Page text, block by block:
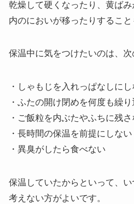
乾燥して硬くなったり、黄ば
内のにおいが移ったりすること
保温中に気をつけたいのは、次
・しゃもじを入れっぱなしにし
・ふたの開け閉めを何度も繰
・ご飯粒を内ぶたやふちに残さ
・長時間の保温を前提にしない
・異臭がしたら食べない
保温していたからといって、
考えない方がよいです。